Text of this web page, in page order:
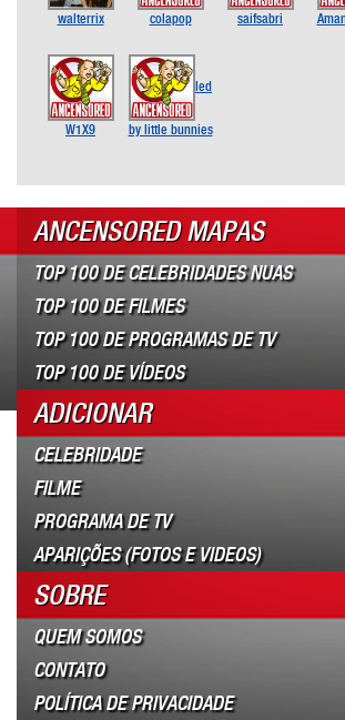
walterrix colapop saifsabri
W1X9
led
by little bunnies
ANCENSORED MAPAS
TOP 100 DE CELEBRIDADES NUAS
TOP 100 DE FILMES
TOP 100 DE PROGRAMAS DE TV
TOP 100 DE VÍDEOS
ADICIONAR
CELEBRIDADE
FILME
PROGRAMA DE TV
APARIÇÕES (FOTOS E VIDEOS)
SOBRE
QUEM SOMOS
CONTATO
POLÍTICA DE PRIVACIDADE